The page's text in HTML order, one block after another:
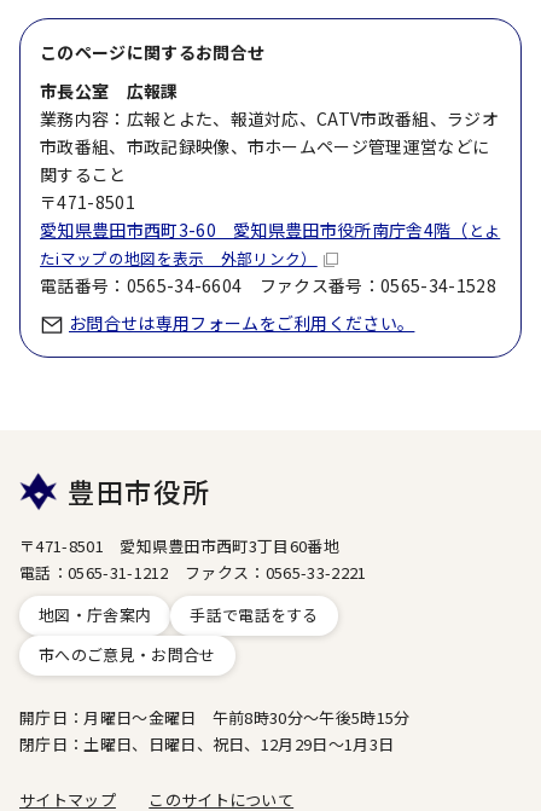
このページに関するお問合せ
市長公室 広報課
業務内容：広報とよた、報道対応、CATV市政番組、ラジオ
市政番組、市政記録映像、市ホームページ管理運営などに
関すること
〒471-8501
愛知県豊田市西町3-60 愛知県豊田市役所南庁舎4階（ とよ
たiマップの地図を表示 外部リンク）
電話番号：0565-34-6604 ファクス番号：0565-34-1528
お問合せは専用フォームをご利用ください。
豊田市役所
〒471-8501 愛知県豊田市西町3丁目60番地
電話：0565-31-1212 ファクス：0565-33-2221
地図・庁舎案内
手話で電話をする
市へのご意見・お問合せ
開庁日：月曜日～金曜日 午前8時30分～午後5時15分
閉庁日：土曜日、日曜日、祝日、12月29日～1月3日
サイトマップ このサイトについて